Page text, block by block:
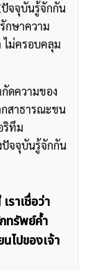
ปัจจุบันรู้จักกัน
กษาความ
ม่ครอบคลุม
ดความของ
กสาธารณะชน
ริทึม
ปัจจุบันรู้จักกัน
ราเชื่อว่า
ทรัพย์ค้ำ
ไปของเจ้า